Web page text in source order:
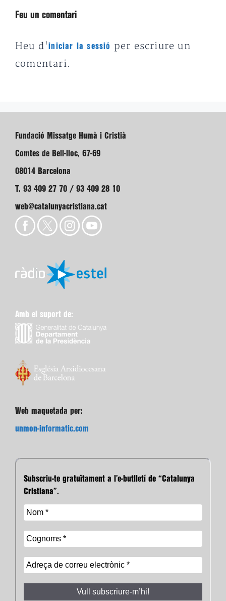
Feu un comentari
Heu d'iniciar la sessió
per escriure un
comentari.
Fundació Missatge Humà i Cristià
Comtes de Bell-lloc, 67-69
08014 Barcelona
T. 93 409 27 70 / 93 409 28 10
web@catalunyacristiana.cat
Amb el suport de:
Web maquetada per:
unmon-informatic.com
Subscriu-te gratuïtament a l’e-butlletí de “Catalunya
Cristiana”.